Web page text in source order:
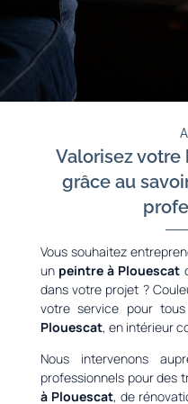
Valorisez votre
grâce au
Vous souhaitez
un peintre à Plouescat
dans votre projet ?
votre service pour
Plouescat, en intérieur
Nous intervenons
professionnels pour des
à Plouescat, de